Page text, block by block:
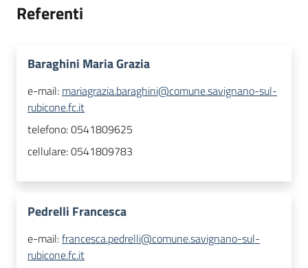
Referenti
Baraghini Maria Grazia
e-mail: mariagrazia.baraghini@comune.savignano-sul-
rubicone.fc.it
telefono:0541809625
cellulare:0541809783
Pedrelli Francesca
e-mail:francesca.pedrelli@comune.savignano-sul-
rubicone.fc.it